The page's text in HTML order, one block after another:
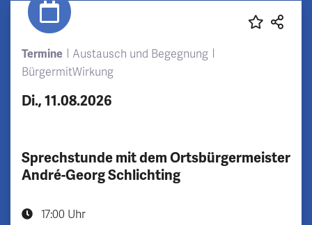
Termine
Austausch und Begegnung
BürgermitWirkung
Di., 11.08.2026
Sprechstunde mit dem Ortsbürgermeister
André-Georg Schlichting
17:00 Uhr